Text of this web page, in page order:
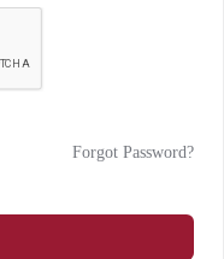
Forgot Password?